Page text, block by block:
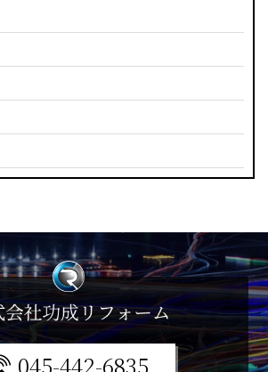
045-442-6835